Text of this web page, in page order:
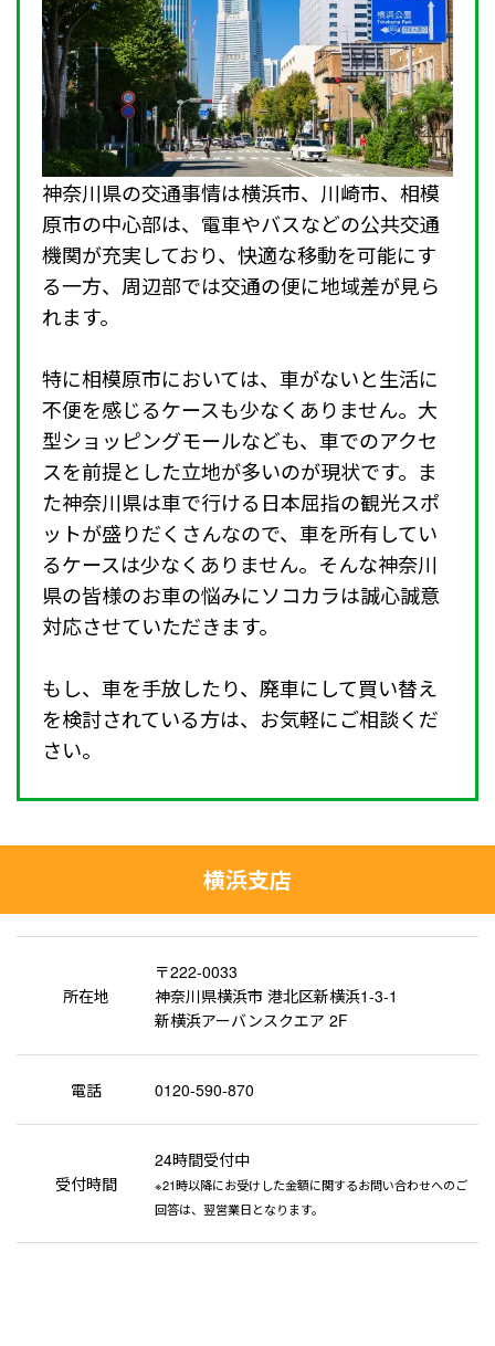
神奈川県の交通事情は横浜市、川崎市、相模
原市の中心部は、電車やバスなどの公共交通
機関が充実しており、快適な移動を可能にす
る一方、周辺部では交通の便に地域差が見ら
れます。
特に相模原市においては、車がないと生活に
不便を感じるケースも少なくありません。大
型ショッピングモールなども、車でのアクセ
スを前提とした立地が多いのが現状です。ま
た神奈川県は車で行ける日本屈指の観光スポ
ットが盛りだくさんなので、車を所有してい
るケースは少なくありません。そんな神奈川
県の皆様のお車の悩みにソコカラは誠心誠意
対応させていただきます。
もし、車を手放したり、廃車にして買い替え
を検討されている方は、お気軽にご相談くだ
さい。
横浜支店
所在地
〒222-0033
神奈川県横浜市 港北区新横浜1-3-1
新横浜アーバンスクエア 2F
電話 0120-590-870
受付時間
24時間受付中
※21時以降にお受けした金額に関するお問い合わせへのご
回答は、翌営業日となります。